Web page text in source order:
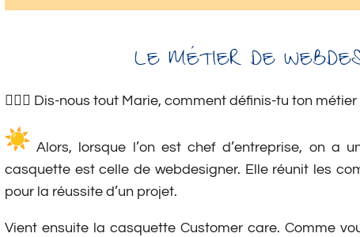
LE MÉTIER DE
🙋🏽‍♀️ Dis-nous tout Marie, comment définis-tu ton
Alors, lorsque l’on est chef d’entreprise, on
casquette est celle de webdesigner. Elle réunit les
pour la réussite d’un projet.
Vient ensuite la casquette Customer care. Comme